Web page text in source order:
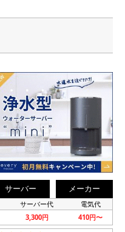
サーバー メーカー
サーバー代 電気代
3,300円 410円〜